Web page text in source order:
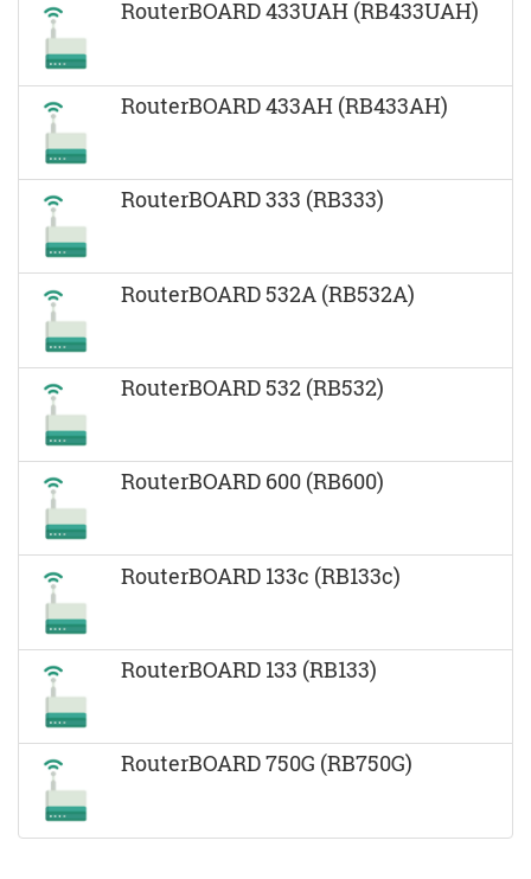
RouterBOARD 433UAH (RB433UAH)
RouterBOARD 433AH (RB433AH)
RouterBOARD 333 (RB333)
RouterBOARD 532A (RB532A)
RouterBOARD 532 (RB532)
RouterBOARD 600 (RB600)
RouterBOARD 133c (RB133c)
RouterBOARD 133 (RB133)
RouterBOARD 750G (RB750G)